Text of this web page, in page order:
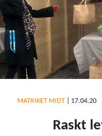
MATRIKET MIDT 17.04.20
Raskt